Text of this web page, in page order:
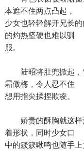
本遮不住两点凸起，
少女也轻轻解开兄长
的灼热坚硬也难以驯
服。
陆昭将肚兜掀起，
霜傲梅，令人忍不住
想用指尖揉捏欺凌。
娇贵的酥胸就这样
着形状，同时少女口
中的簌簌啾鸣也随手